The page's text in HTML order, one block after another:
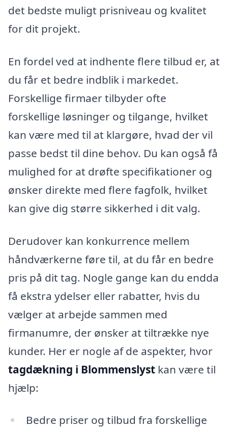
det bedste muligt prisniveau og kvalitet
for dit projekt.
En fordel ved at indhente flere tilbud er, at
du får et bedre indblik i markedet.
Forskellige firmaer tilbyder ofte
forskellige løsninger og tilgange, hvilket
kan være med til at klargøre, hvad der vil
passe bedst til dine behov. Du kan også få
mulighed for at drøfte specifikationer og
ønsker direkte med flere fagfolk, hvilket
kan give dig større sikkerhed i dit valg.
Derudover kan konkurrence mellem
håndværkerne føre til, at du får en bedre
pris på dit tag. Nogle gange kan du endda
få ekstra ydelser eller rabatter, hvis du
vælger at arbejde sammen med
firmanumre, der ønsker at tiltrække nye
kunder. Her er nogle af de aspekter, hvor
tagdækning i Blommenslyst kan være til
hjælp:
Bedre priser og tilbud fra forskellige